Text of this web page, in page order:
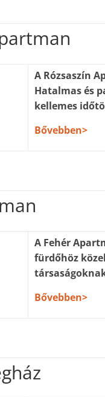
A Rózsaszín
Hatalmas és
kellemes
Bővebben>
A Fehér
fürdőhöz
Bővebben>